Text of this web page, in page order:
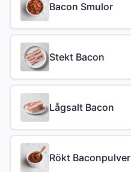
Bacon Smulor
Stekt Bacon
Lågsalt Bacon
Rökt Baconpulver